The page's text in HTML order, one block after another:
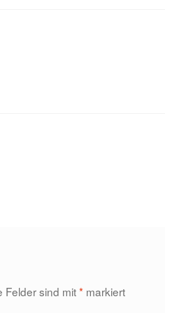
Felder sind mit* markiert